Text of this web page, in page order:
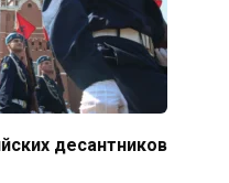
десантников